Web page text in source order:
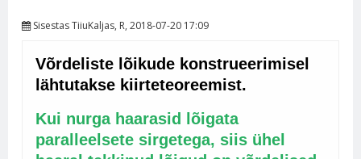
SisestasTiiuKaljas, R, 2018-07-20 17:09